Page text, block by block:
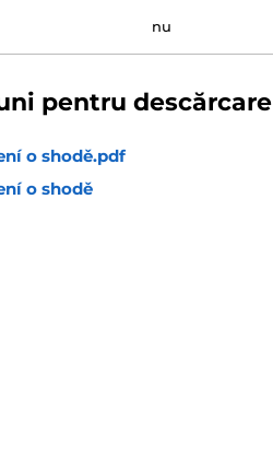
nu
pentru descărcare
o shodě.pdf
o shodě